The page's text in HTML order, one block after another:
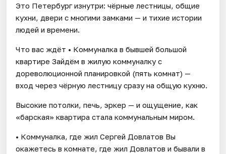
Это Петербург изнутри: чёрные лестницы, общие
кухни, двери с многими замками — и тихие истории
людей и времени.
Что вас ждёт • Коммуналка в бывшей большой
квартире Зайдём в жилую коммуналку с
дореволюционной планировкой (пять комнат) —
вход через чёрную лестницу сразу на общую кухню.
Высокие потолки, печь, эркер — и ощущение, как
«барская» квартира стала коммунальным миром.
• Коммуналка, где жил Сергей Довлатов Вы
окажетесь в комнате, где жил Довлатов и бывали в